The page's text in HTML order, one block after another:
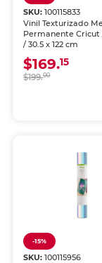
SKU:100115833
Vinil Texturizado
Permanente Cricut
/ 30.5 x 122 cm
$169.15
$199.00
-15%
SKU:100115956